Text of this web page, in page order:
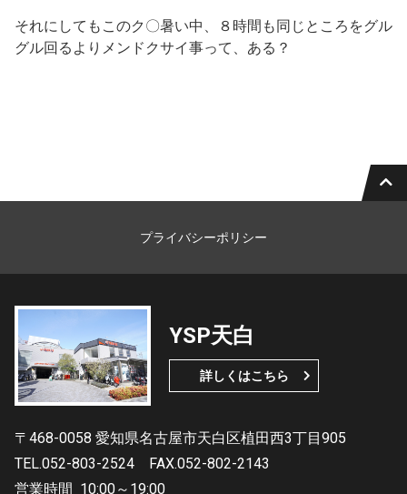
それにしてもこのク〇暑い中、８時間も同じところをグル
グル回るよりメンドクサイ事って、ある？
プライバシーポリシー
YSP天白
詳しくはこちら
〒468-0058 愛知県名古屋市天白区植田西3丁目905
TEL.052-803-2524
FAX.052-802-2143
営業時間 10:00～19:00